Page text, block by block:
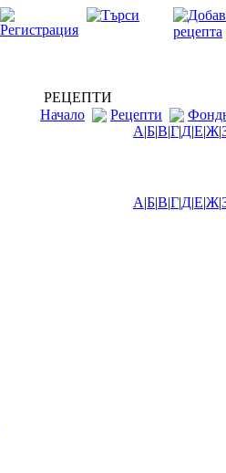
РЕЦЕПТИ
Начало
Рецепти
А|Б|В|Г|Д|Е|Ж|
А|Б|В|Г|Д|Е|Ж|